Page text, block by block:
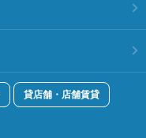
貸店舗・店舗賃貸